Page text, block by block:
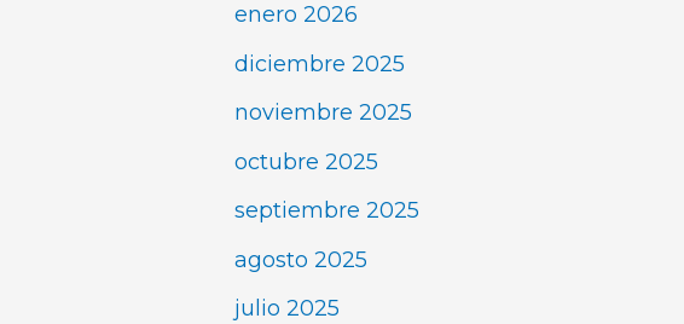
enero 2026
diciembre 2025
noviembre 2025
octubre 2025
septiembre 2025
agosto 2025
julio 2025